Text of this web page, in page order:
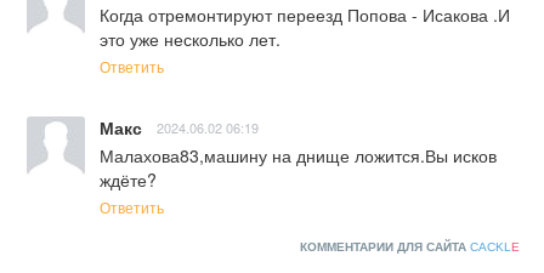
Когда отремонтируют переезд Попова - Исакова .И
это уже несколько лет.
Ответить
Макс 2024.06.02 06:19
Малахова83,машину на днище ложится.Вы исков
ждёте?
Ответить
КОММЕНТАРИИ ДЛЯ САЙТА CACKL E